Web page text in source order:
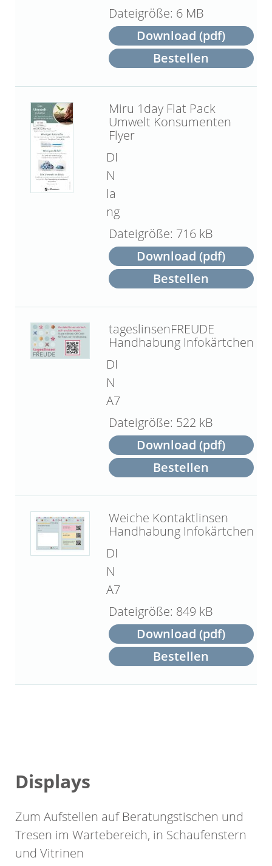
6 MB
Download (pdf)
Bestellen
Miru 1day Flat Pack
Umwelt Konsumenten
Flyer
DI
N
la
ng
716 kB
Download (pdf)
Bestellen
tageslinsenFREUDE
Handhabung Infokärtchen
DI
N
A7
522 kB
Download (pdf)
Bestellen
Weiche Kontaktlinsen
Handhabung Infokärtchen
DI
N
A7
849 kB
Download (pdf)
Bestellen
Displays
Zum Aufstellen auf Beratungstischen und
Tresen im Wartebereich, in Schaufenstern
und Vitrinen